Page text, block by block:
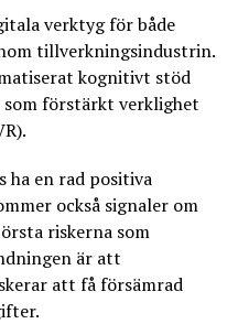
verktyg för både
tillverkningsindustrin.
kognitivt stöd
som förstärkt verklighet
ha en rad positiva
också signaler om
riskerna som
är att
att få försämrad